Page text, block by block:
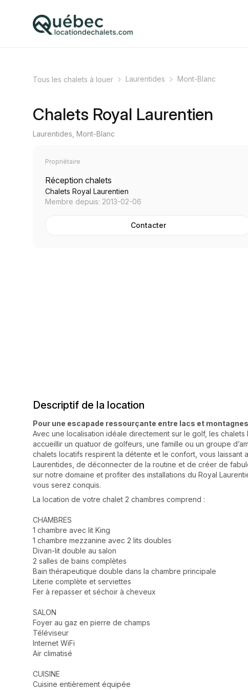
Tous les chalets à louer Laurentides Mont-Blanc
Chalets Royal Laurentien
Laurentides, Mont-Blanc
Propriétaire
Réception chalets
Chalets Royal Laurentien
Membre depuis: 2013-02-06
Contacter
Descriptif de la location
Pour une escapade ressourçante entre lacs et montagnes
Avec une localisation idéale directement sur le golf, les
accueillir un quatuor de golfeurs, une famille ou un groupe
chalets locatifs respirent la détente et le confort, vous laissant
Laurentides, de déconnecter de la routine et de créer de
sur notre domaine et profiter des installations du Royal
vous serez conquis.
La location de votre chalet 2 chambres comprend :
CHAMBRES
1 chambre avec lit King
1 chambre mezzanine avec 2 lits doubles
Divan-lit double au salon
2 salles de bains complètes
Bain thérapeutique double dans la chambre principale
Literie complète et serviettes
Fer à repasser et séchoir à cheveux
SALON
Foyer au gaz en pierre de champs
Téléviseur
Internet WiFi
Air climatisé
CUISINE
Cuisine entièrement équipée